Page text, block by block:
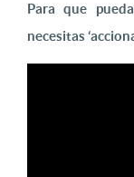
Para que
necesitas